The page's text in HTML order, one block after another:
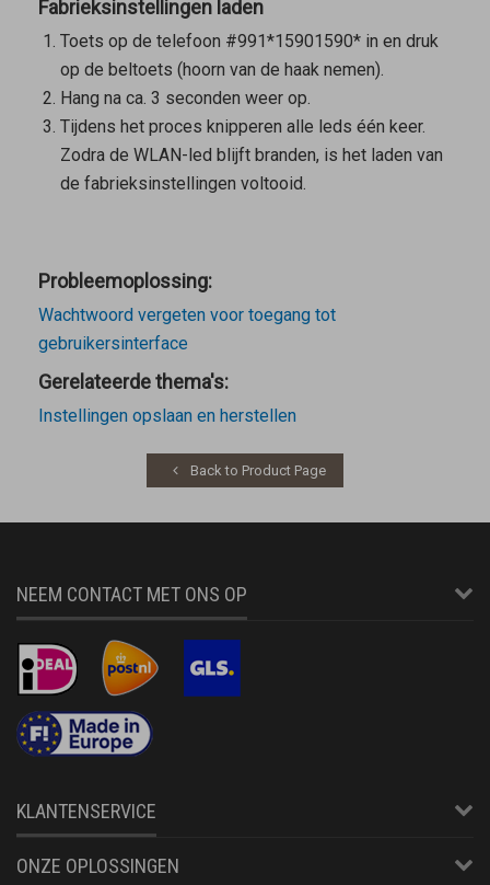
Fabrieksinstellingen laden
Toets op de telefoon #991*1 5901 590*in en druk
op de beltoets (hoorn van de haak nemen).
Hang na ca. 3 seconden weer op.
Tijdens het proces knipperen alle leds één keer.
Zodra de WLAN-led blijft branden, is het laden van
de fabrieksinstellingen voltooid.
Probleemoplossing:
Wachtwoord vergeten voor toegang tot
gebruikersinterface
Gerelateerde thema's:
Instellingen opslaan en herstellen
Back to Product Page
NEEM CONTACT MET ONS OP
KLANTENSERVICE
ONZE OPLOSSINGEN